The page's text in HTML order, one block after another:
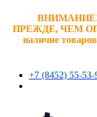
ВНИМАНИЕ!
ПРЕЖДЕ, ЧЕМ
наличие
+7 (8452) 55-53-